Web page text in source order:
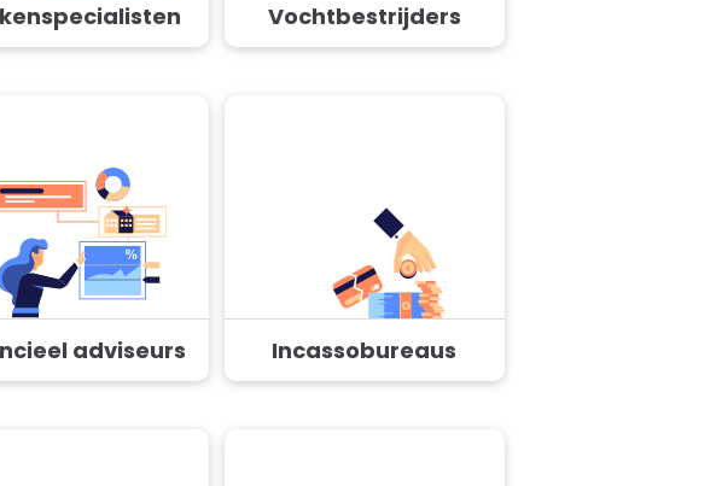
Vochtbestrijders
adviseurs Incassobureaus